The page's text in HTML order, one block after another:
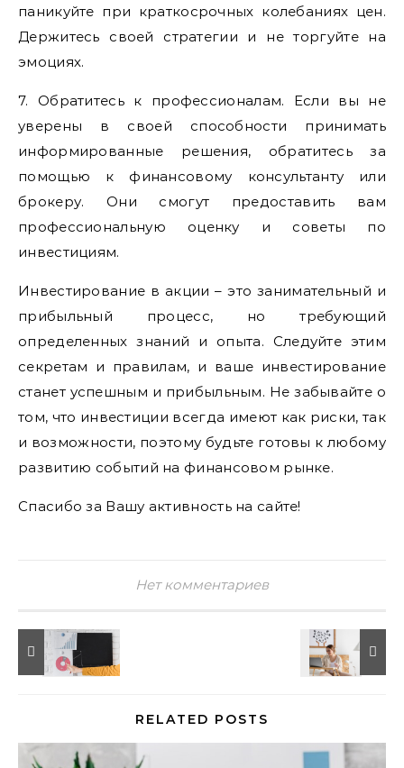
паникуйте при краткосрочных колебаниях цен.
Держитесь своей стратегии и не торгуйте на
эмоциях.
7. Обратитесь к профессионалам. Если вы не
уверены в своей способности принимать
информированные решения, обратитесь за
помощью к финансовому консультанту или
брокеру. Они смогут предоставить вам
профессиональную оценку и советы по
инвестициям.
Инвестирование в акции – это занимательный и
прибыльный процесс, но требующий
определенных знаний и опыта. Следуйте этим
секретам и правилам, и ваше инвестирование
станет успешным и прибыльным. Не забывайте о
том, что инвестиции всегда имеют как риски, так
и возможности, поэтому будьте готовы к любому
развитию событий на финансовом рынке.
Спасибо за Вашу активность на сайте!
Нет комментариев
RELATED POSTS